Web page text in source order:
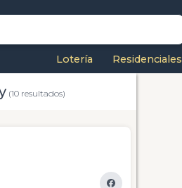
Lotería Residenciales
(10 resultados)